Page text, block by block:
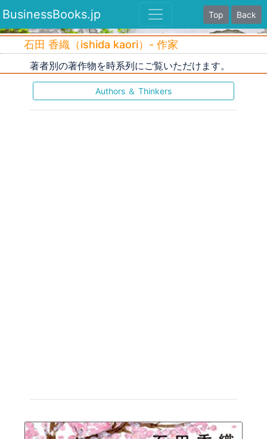
BusinessBooks.jp Top Back
石田 香織（ishida kaori）- 作家
著者別の著作物を時系列にご覧いただけます。
Authors ＆ Thinkers